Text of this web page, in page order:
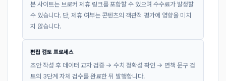
본 사이트는 브로커 제휴 링크를 포함할 수 있으며 수수료가 발생할
수 있습니다. 단, 제휴 여부는 콘텐츠의 객관적 평가에 영향을 미치
지 않습니다.
편집 검토 프로세스
초안 작성 후 데이터 교차 검증 → 수치 정확성 확인 → 면책 문구 검
토의 3단계 자체 검수를 완료한 뒤 발행합니다.